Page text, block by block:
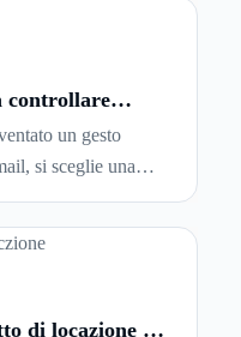
controllare
servizi in
un gesto
si sceglie una
di condizioni senza
in pochi minuti,
dove si sta
di locazione in